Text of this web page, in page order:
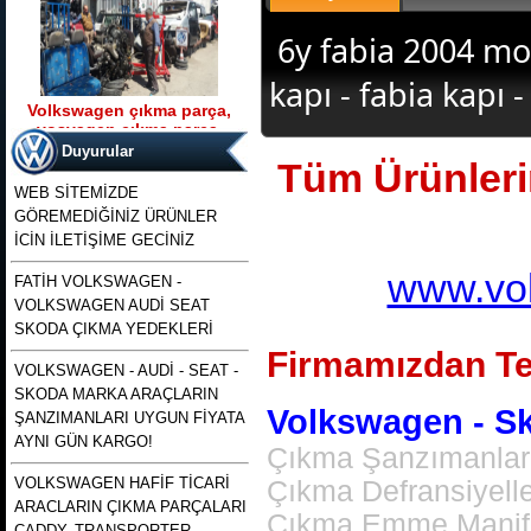
Volkswagen çıkma parça,
vosvagen çıkma parça,
wosvagen çıkma parça,
woswagen çıkma parça, vw
çıkma p
Ürün Kodu : t5 kasa transporter 2500 tdı
130 beygirlik çıkma motor
t5 kasa transporter 2500 tdı
130 beygirlik çıkma motor
2000 2001 2002 modellere uyumlu
çıkma merkezi kilit pompası , polo
merkezi kilit motoru, polo classıc ve
heşbekler icin merkezi kilit kontrol
pompası
Duyurular
WEB SİTEMİZDE
GÖREMEDİĞİNİZ ÜRÜNLER
İCİN İLETİŞİME GECİNİZ
FATİH VOLKSWAGEN -
VOLKSWAGEN AUDİ SEAT
SKODA ÇIKMA YEDEKLERİ
VOLKSWAGEN - AUDİ - SEAT -
SKODA MARKA ARAÇLARIN
ŞANZIMANLARI UYGUN FİYATA
AYNI GÜN KARGO!
VOLKSWAGEN HAFİF TİCARİ
ARACLARIN ÇIKMA PARÇALARI
6y fabia 2004
kapı - fabia kapı
Tüm
Firmamızdan
Volkswagen -
Çıkma
Çıkma